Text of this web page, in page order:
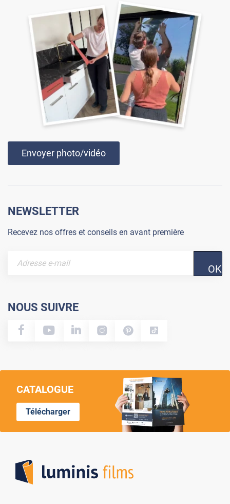
Envoyer photo/vidéo
NEWSLETTER
Recevez nos offres et conseils en avant première
OK
NOUS SUIVRE
CATALOGUE
Télécharger